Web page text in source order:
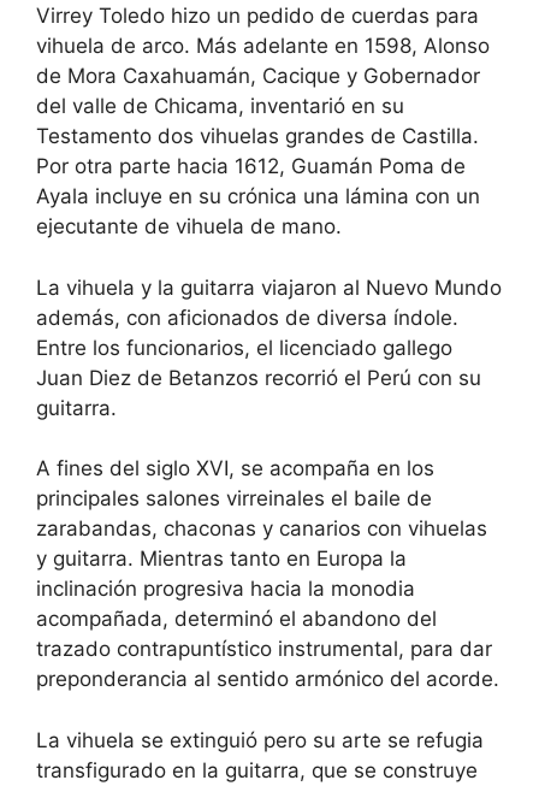
Virrey Toledo hizo un pedido de cuerdas para
vihuela de arco. Más adelante en 1598, Alonso
de Mora Caxahuamán, Cacique y Gobernador
del valle de Chicama, inventarió en su
Testamento dos vihuelas grandes de Castilla.
Por otra parte hacia 1612, Guamán Poma de
Ayala incluye en su crónica una lámina con un
ejecutante de vihuela de mano.
La vihuela y la guitarra viajaron al Nuevo Mundo
además, con aficionados de diversa índole.
Entre los funcionarios, el licenciado gallego
Juan Diez de Betanzos recorrió el Perú con su
guitarra.
A fines del siglo XVI, se acompaña en los
principales salones virreinales el baile de
zarabandas, chaconas y canarios con vihuelas
y guitarra. Mientras tanto en Europa la
inclinación progresiva hacia la monodia
acompañada, determinó el abandono del
trazado contrapuntístico instrumental, para dar
preponderancia al sentido armónico del acorde.
La vihuela se extinguió pero su arte se refugia
transfigurado en la guitarra, que se construye